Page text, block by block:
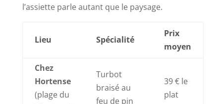
l’assiette parle autant que le paysage.
Lieu Spécialité
Prix
moyen
Chez
Hortense
(plage du
Turbot
braisé au
feu de pin
39 € le
plat